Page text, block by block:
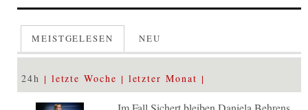
MEISTGELESEN NEU
24h letzte Woche letzter Monat